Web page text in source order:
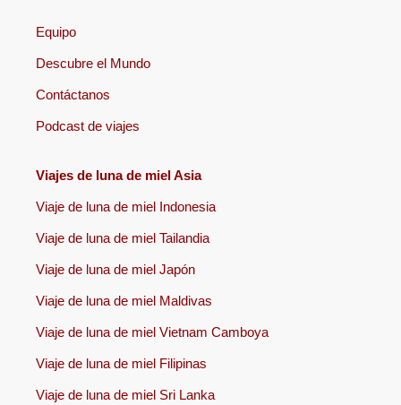
Equipo
Descubre el Mundo
Contáctanos
Podcast de viajes
Viajes de luna de miel Asia
Viaje de luna de miel Indonesia
Viaje de luna de miel Tailandia
Viaje de luna de miel Japón
Viaje de luna de miel Maldivas
Viaje de luna de miel Vietnam Camboya
Viaje de luna de miel Filipinas
Viaje de luna de miel Sri Lanka